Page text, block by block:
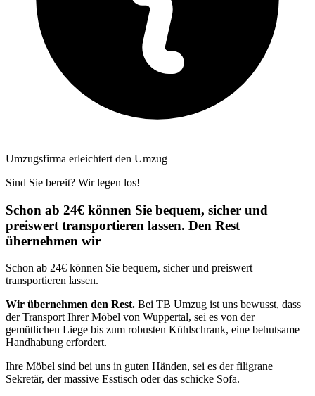
Umzugsfirma erleichtert den Umzug
Sind Sie bereit? Wir legen los!
Schon ab 24€ können Sie bequem, sicher und
preiswert transportieren lassen. Den Rest
übernehmen wir
Schon ab 24€ können Sie bequem, sicher und preiswert
transportieren lassen.
Wir übernehmen den Rest. Bei TB Umzug ist uns bewusst, dass
der Transport Ihrer Möbel von Wuppertal, sei es von der
gemütlichen Liege bis zum robusten Kühlschrank, eine behutsame
Handhabung erfordert.
Ihre Möbel sind bei uns in guten Händen, sei es der filigrane
Sekretär, der massive Esstisch oder das schicke Sofa.